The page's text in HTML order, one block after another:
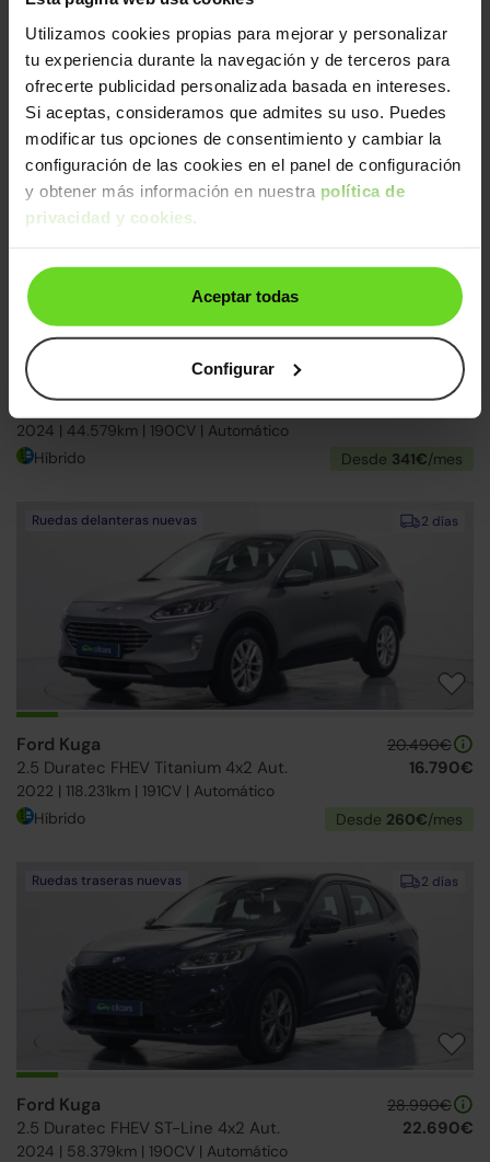
Utilizamos cookies propias para mejorar y personalizar
tu experiencia durante la navegación y de terceros para
ofrecerte publicidad personalizada basada en intereses.
Si aceptas, consideramos que admites su uso. Puedes
modificar tus opciones de consentimiento y cambiar la
configuración de las cookies en el panel de configuración
y obtener más información en nuestra política de
privacidad y cookies
Aceptar todas
Configurar
Ford Focus
1.0 Ecoboost MHEV ST-Line 155
2023 | 76.964km | 155CV | Manual
19.690€
Mild hybrid Desde239€/mes
2 días
↓ 500€
Ford Kuga
2.5 Duratec FHEV ST-Line 4x2 Aut.
2024 | 44.579km | 190CV | Automático
22.290€
Híbrido Desde 341€/mes
2 días
Ruedas delanteras nuevas
Ford Kuga
2.5 Duratec FHEV Titanium 4x2 Aut.
2022 | 118.231km | 191CV | Automático
20.490€
16.790€
Híbrido Desde 260€/mes
2 días
Ruedas traseras nuevas
Ford Kuga
2.5 Duratec FHEV ST-Line 4x2 Aut.
2024 | 58.379km | 190CV | Automático
28.990€
22.690€